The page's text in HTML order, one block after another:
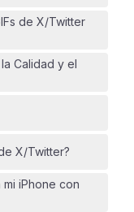
de X/Twitter
Calidad y el
X/Twitter?
iPhone con